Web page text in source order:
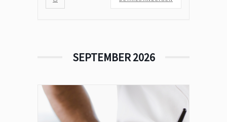
SEPTEMBER 2026